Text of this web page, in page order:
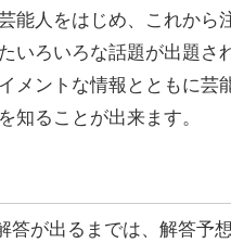
能人をはじめ、
これから
いろいろな話題が出題さ
メントな情報とともに芸
知ることが出来ます。
答が出るまでは、解答予